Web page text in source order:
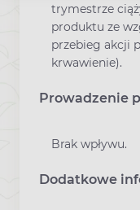
trymestrze
produktu ze
przebieg akcji
krwawienie).
Prowadzenie
Brak wpływu.
Dodatkowe